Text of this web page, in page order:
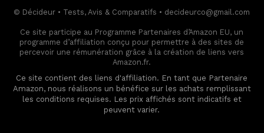
© Décideur • Tests, Avis & Comparatifs • decideurco@gmail.com
Ce site participe au Programme Partenaires d’Amazon EU, un
programme d’affiliation conçu pour permettre à des sites de
percevoir une rémunération grâce à la création de liens vers
Amazon.fr.
Ce site contient des liens d'affiliation. En tant que Partenaire
Amazon, nous réalisons un bénéfice sur les achats remplissant
les conditions requises. Les prix affichés sont indicatifs et
peuvent varier.